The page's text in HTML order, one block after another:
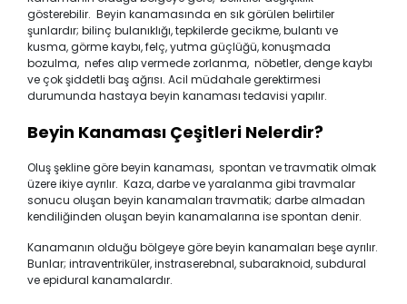
gösterebilir. Beyin kanamasında en sık görülen belirtiler
şunlardır; bilinç bulanıklığı, tepkilerde gecikme, bulantı ve
kusma, görme kaybı, felç, yutma güçlüğü, konuşmada
bozulma, nefes alıp vermede zorlanma, nöbetler, denge kaybı
ve çok şiddetli baş ağrısı. Acil müdahale gerektirmesi
durumunda hastaya beyin kanaması tedavisi yapılır.
Beyin Kanaması Çeşitleri Nelerdir?
Oluş şekline göre beyin kanaması, spontan ve travmatik olmak
üzere ikiye ayrılır. Kaza, darbe ve yaralanma gibi travmalar
sonucu oluşan beyin kanamaları travmatik; darbe almadan
kendiliğinden oluşan beyin kanamalarına ise spontan denir.
Kanamanın olduğu bölgeye göre beyin kanamaları beşe ayrılır.
Bunlar; intraventriküler, instraserebnal, subaraknoid, subdural
ve epidural kanamalardır.